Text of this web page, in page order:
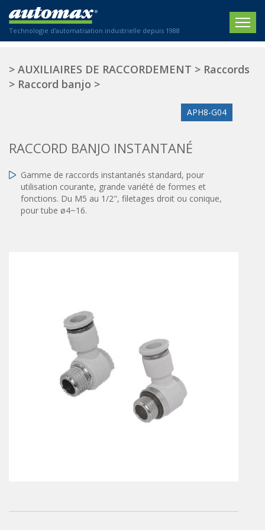
Technologie d'automatisation industrielle depuis 1988
ACCUEIL
Actionneurs normalisés
Actionneurs standardisés
Amortisseurs hydrauliques
CONNECTIQUE
Joints tournants
CONTRÔLE DES FLUIDES
Auxiliaires de ligne
Auxiliaires de raccordement
Commande musculaire
SECTEURS
Emballage / Étiquetage
Imprimerie
CONTACT
Nous sommes heureux de vous conseiller !
> AUXILIAIRES DE RACCORDEMENT > Raccords
> Raccord banjo >
APH8-G04
RACCORD BANJO INSTANTANÉ
Gamme de raccords instantanés standard, pour
utilisation courante, grande variété de formes et
fonctions. Du M5 au 1/2", filetages droit ou conique,
pour tube ø4~16.